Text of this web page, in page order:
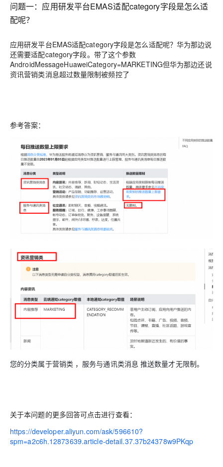
问题一： 应用研发平台EMAS适配category字段是怎么适
配呢？
应用研发平台EMAS适配category字段是怎么适配呢？华为那边说
还需要适配category字段。带了这个参数
AndroidMessageHuaweiCategory=MARKETING但华为那边还说
资讯营销类消息超过数量限制被频控了
参考答案：
您的分类属于营销类 ，服务与通讯类消息 推送数量才无限制。
关于本问题的更多回答可点击进行查看：
https://developer.aliyun.com/ask/596610?
spm=a2c6h.12873639.article-detail.37.37b24378w9PKqp